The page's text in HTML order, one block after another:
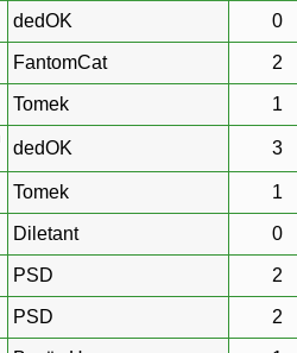
dedOK 0
FantomCat 2
Tomek 1
dedOK 3
Tomek 1
Diletant 0
PSD 2
PSD 2